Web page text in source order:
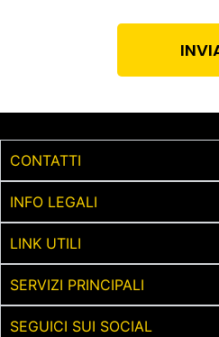
CONTATTI
INFO LEGALI
LINK UTILI
SERVIZI PRINCIPALI
SEGUICI SUI SOCIAL